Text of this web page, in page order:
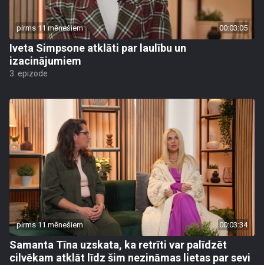
pirms 11 mēnešiem 00:03:05
Iveta Simpsone atklāti par laulību un
izacinājumiem
3. epizode
pirms 11 mēnešiem 00:03:34
Samanta Tīna uzskata, ka retrīti var palīdzēt
cilvēkam atklāt līdz šim nezināmas lietas par sevi